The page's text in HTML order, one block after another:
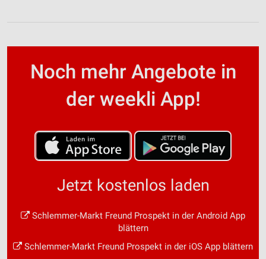
Noch mehr Angebote in
der weekli App!
Jetzt kostenlos laden
Schlemmer-Markt Freund Prospekt in der Android App
blättern
Schlemmer-Markt Freund Prospekt in der iOS App blättern